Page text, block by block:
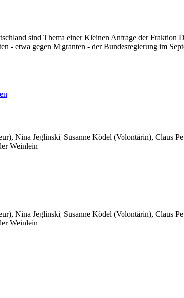
sind Thema einer Kleinen Anfrage der Fraktion
- etwa gegen Migranten - der Bundesregierung im
Nina Jeglinski, Susanne Ködel (Volontärin), Claus
Weinlein
Nina Jeglinski, Susanne Ködel (Volontärin), Claus
Weinlein